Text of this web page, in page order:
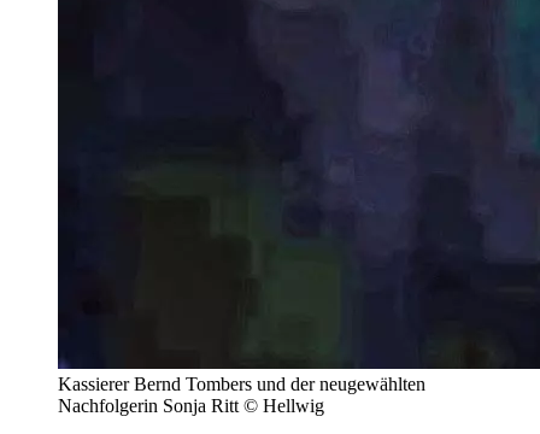
Kassierer Bernd Tombers und der neugewählten
Nachfolgerin Sonja Ritt © Hellwig